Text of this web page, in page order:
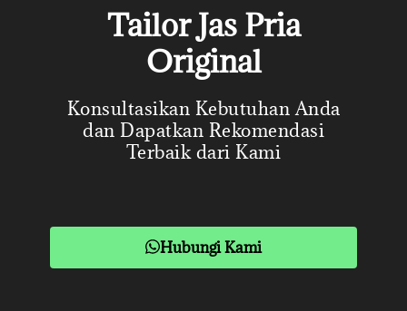
Tailor Jas Pria
Original
Konsultasikan Kebutuhan Anda
dan Dapatkan Rekomendasi
Terbaik dari Kami
Hubungi Kami